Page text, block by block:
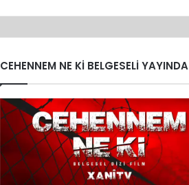
CEHENNEM NE Kİ BELGESELİ YAYINDA